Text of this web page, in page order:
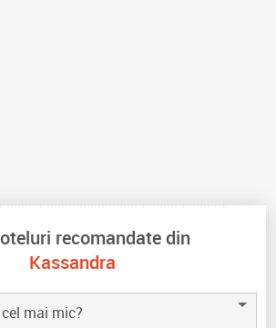
recomandate din
Kassandra
mai mic?